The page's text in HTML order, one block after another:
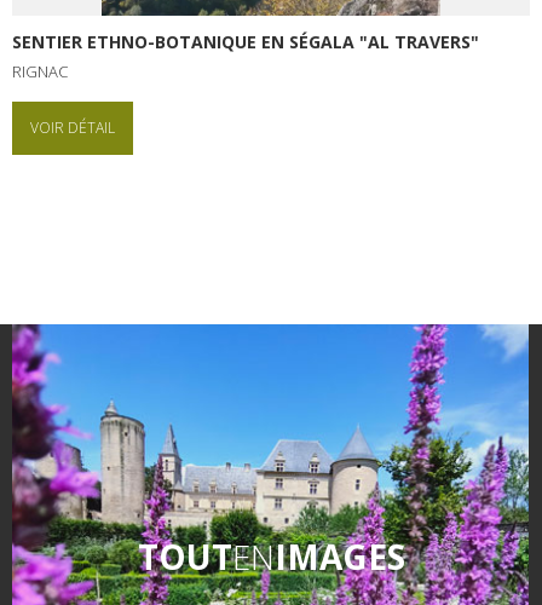
SENTIER ETHNO-BOTANIQUE EN SÉGALA "AL TRAVERS"
RIGNAC
VOIR DÉTAIL
TOUTENIMAGES